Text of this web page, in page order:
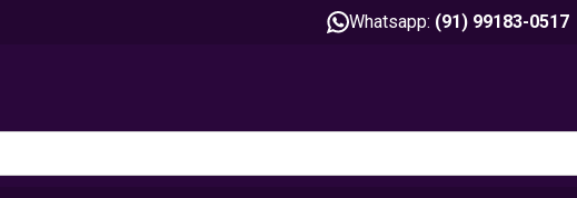
Whatsapp: (91) 99183-0517